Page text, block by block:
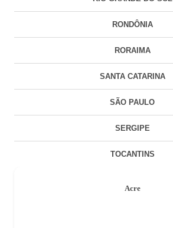
RONDÔNIA
RORAIMA
SANTA CATARINA
SÃO PAULO
SERGIPE
TOCANTINS
Acre